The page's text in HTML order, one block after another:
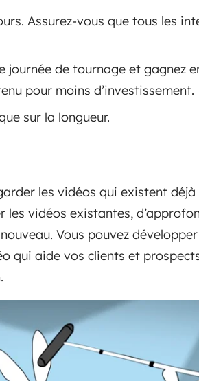
Assurez-vous que tous les
journée de tournage et gagnez
pour moins d’investissement.
sur la longueur.
les vidéos qui existent
les vidéos existantes,
Vous pouvez
qui aide vos clients et